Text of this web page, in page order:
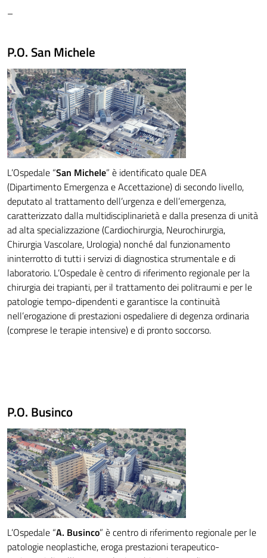
–
P.O. San Michele
L’Ospedale “San Michele” è identificato quale DEA
(Dipartimento Emergenza e Accettazione) di secondo livello,
deputato al trattamento dell’urgenza e dell’emergenza,
caratterizzato dalla multidisciplinarietà e dalla presenza di unità
ad alta specializzazione (Cardiochirurgia, Neurochirurgia,
Chirurgia Vascolare, Urologia) nonché dal funzionamento
ininterrotto di tutti i servizi di diagnostica strumentale e di
laboratorio. L’Ospedale è centro di riferimento regionale per la
chirurgia dei trapianti, per il trattamento dei politraumi e per le
patologie tempo-dipendenti e garantisce la continuità
nell’erogazione di prestazioni ospedaliere di degenza ordinaria
(comprese le terapie intensive) e di pronto soccorso.
P.O. Businco
L’Ospedale “A. Businco” è centro di riferimento regionale per le
patologie neoplastiche, eroga prestazioni terapeutico-